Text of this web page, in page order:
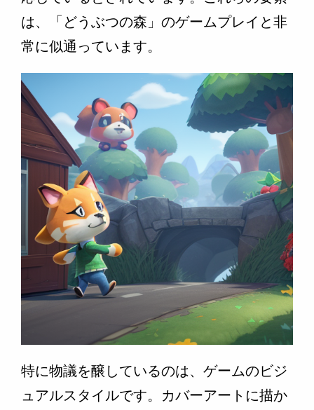
は、「どうぶつの森」のゲームプレイと非
常に似通っています。
特に物議を醸しているのは、ゲームのビジ
ュアルスタイルです。カバーアートに描か